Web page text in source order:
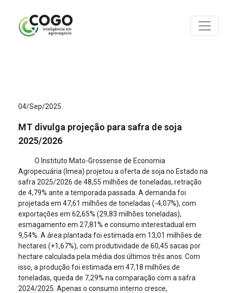
04/Sep/2025
MT divulga projeção para safra de soja
2025/2026
O Instituto Mato-Grossense de Economia
Agropecuária (Imea) projetou a oferta de soja no Estado na
safra 2025/2026 de 48,55 milhões de toneladas, retração
de 4,79% ante a temporada passada. A demanda foi
projetada em 47,61 milhões de toneladas (-4,07%), com
exportações em 62,65% (29,83 milhões toneladas),
esmagamento em 27,81% e consumo interestadual em
9,54%. A área plantada foi estimada em 13,01 milhões de
hectares (+1,67%), com produtividade de 60,45 sacas por
hectare calculada pela média dos últimos três anos. Com
isso, a produção foi estimada em 47,18 milhões de
toneladas, queda de 7,29% na comparação com a safra
2024/2025. Apenas o consumo interno cresce,